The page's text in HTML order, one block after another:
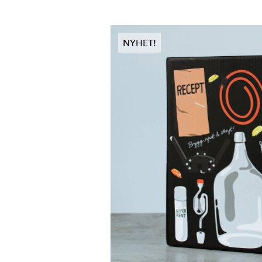
du är
och
Våra
Att
Med
NYHET!